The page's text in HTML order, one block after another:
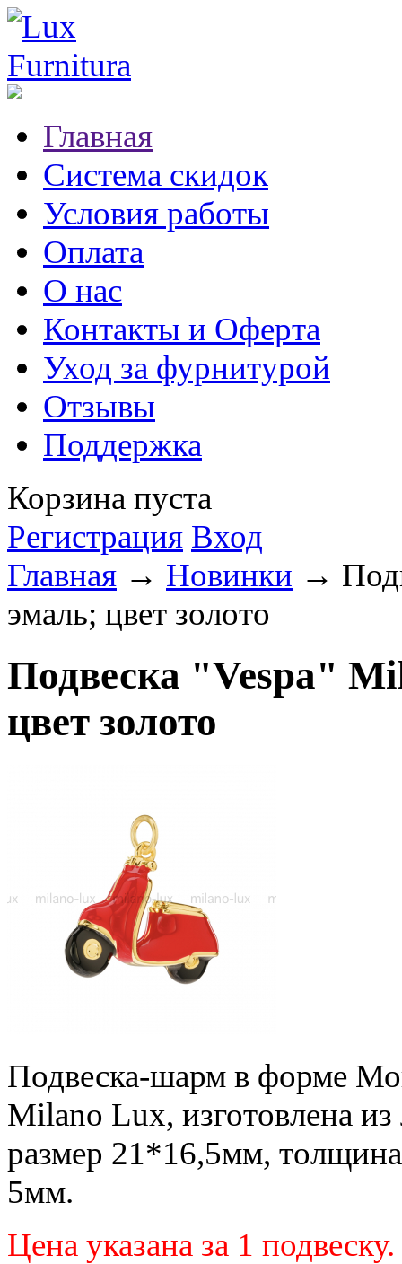
Главная
Система скидок
Условия работы
Оплата
О нас
Контакты и Оферта
Уход за фурнитурой
Отзывы
Поддержка
Корзина пуста
Регистрация Вход
Главная → Новинки →
эмаль; цвет золото
Подвеска "Vespa"
цвет золото
Подвеска-шарм в форме
Milano Lux, изготовлена
размер 21*16,5мм,
5мм.
Цена указана за 1 подвеску.